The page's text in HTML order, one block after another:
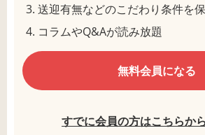
送迎有無などのこだわり条件を
コラムやQ&Aが読み放題
無料会員になる
すでに会員の方はこちらか